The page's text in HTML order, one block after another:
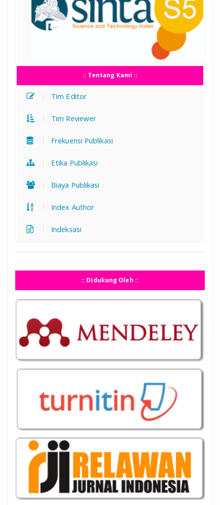
:: Tentang Kami ::
Tim Editor
Tim Reviewer
Frekuensi Publikasi
Etika Publikasi
Biaya Publikasi
Index Author
Indeksasi
:: Didukung Oleh ::